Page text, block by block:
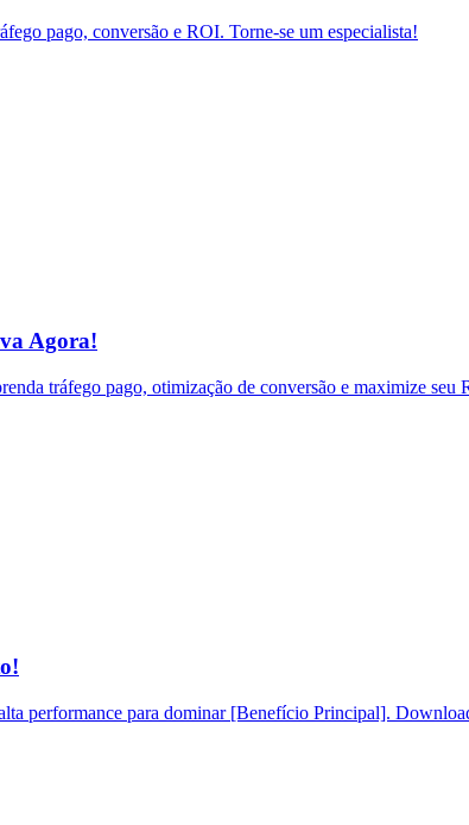
pago, conversão e ROI. Torne-se um especialista!
Agora!
tráfego pago, otimização de conversão e maximize seu
performance para dominar [Benefício Principal].